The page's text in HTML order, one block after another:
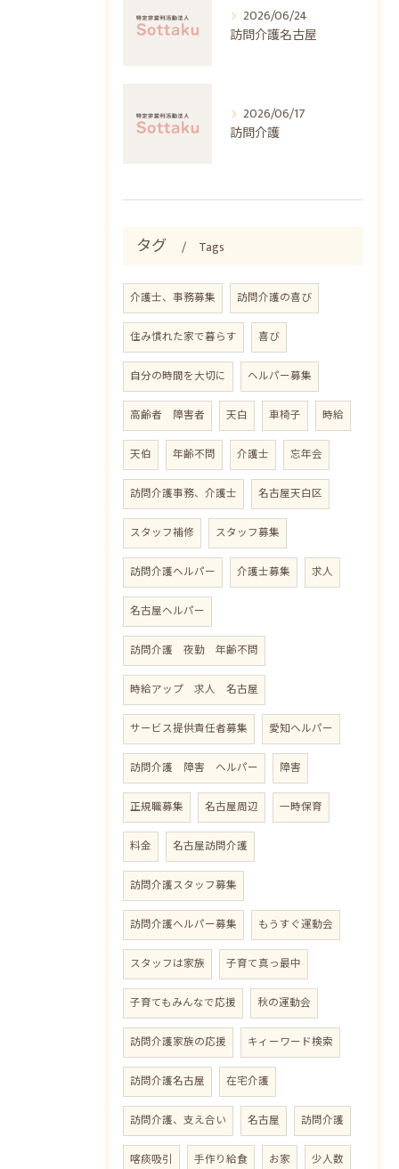
2026/06/24
訪問介護名古屋
2026/06/17
訪問介護
タグ Tags
介護士、事務募集 訪問介護の喜び
住み慣れた家で暮らす 喜び
自分の時間を大切に ヘルパー募集
高齢者 障害者 天白 車椅子 時給
天伯 年齢不問 介護士 忘年会
訪問介護事務、介護士 名古屋天白区
スタッフ補修 スタッフ募集
訪問介護ヘルパー 介護士募集 求人
名古屋ヘルパー
訪問介護 夜勤 年齢不問
時給アップ 求人 名古屋
サービス提供責任者募集 愛知ヘルパー
訪問介護 障害 ヘルパー 障害
正規職募集 名古屋周辺 一時保育
料金 名古屋訪問介護
訪問介護スタッフ募集
訪問介護ヘルパー募集 もうすぐ運動会
スタッフは家族 子育て真っ最中
子育てもみんなで応援 秋の運動会
訪問介護家族の応援 キィーワード検索
訪問介護名古屋 在宅介護
訪問介護、支え合い 名古屋 訪問介護
喀痰吸引 手作り給食 お家 少人数